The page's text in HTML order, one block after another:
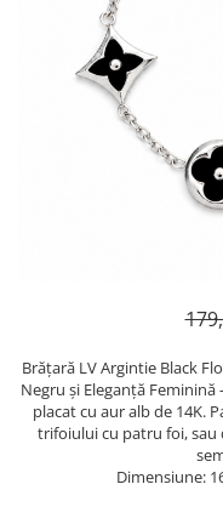
Brățară LV Argintie Black
Negru și Eleganță
placat cu aur alb de 14K.
trifoiului cu patru foi, sau
Dimensiune: